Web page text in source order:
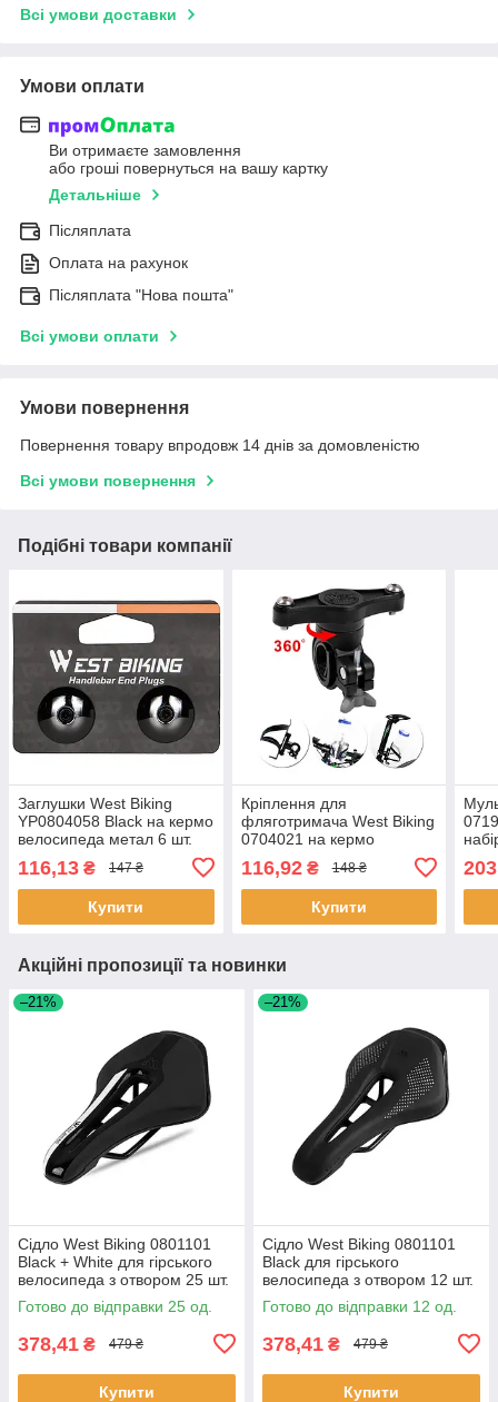
Всі умови доставки
Умови оплати
Ви отримаєте замовлення
або гроші повернуться на вашу картку
Детальніше
Післяплата
Оплата на рахунок
Післяплата "Нова пошта"
Всі умови оплати
Умови повернення
Повернення товару впродовж 14 днів за домовленістю
Всі умови повернення
Подібні товари компанії
Заглушки West Biking
YP0804058 Black на кермо
велосипеда метал 6 шт.
116,13 ₴ 147 ₴
Купити
Кріплення для
фляготримача West Biking
0704021 на кермо
116,92₴ 148 ₴
Купити
Акційні пропозиції та новинки
–21%
Сідло West Biking 0801101
Black + White для гірського
велосипеда з отвором 25 шт.
Готово до відправки 25 од.
378,41 ₴ 479 ₴
Купити
–21%
Сідло West Biking 0801101
Black для гірського
велосипеда з отвором 12 шт.
Готово до відправки 12 од.
378,41 ₴ 479 ₴
Купити